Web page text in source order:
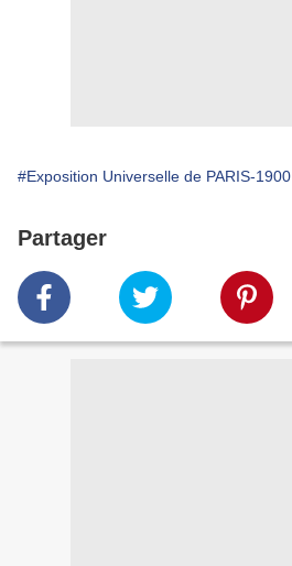
#Exposition Universelle de PARIS-1900
Partager